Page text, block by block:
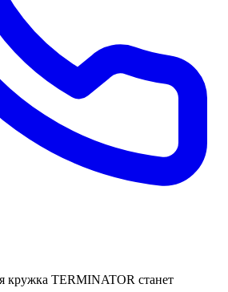
кружка TERMINATOR станет